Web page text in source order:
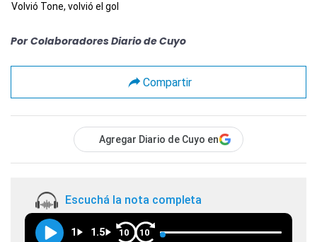
Volvió Tone, volvió el gol
Por Colaboradores Diario de Cuyo
Compartir
Agregar Diario de Cuyo en
Escuchá la nota completa
1 1.5 10 10